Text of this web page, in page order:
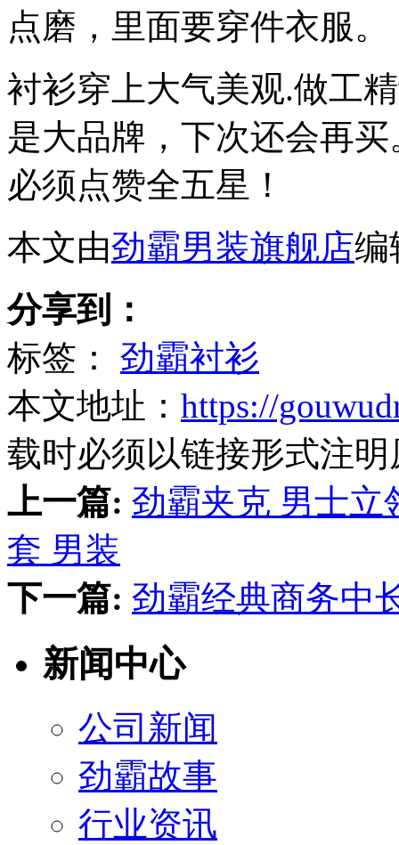
点磨，里面要穿件衣服。
衬衫穿上大气美观.做工
是大品牌，下次还会再
必须点赞全五星！
本文由劲霸男装旗舰店编
分享到：
标签： 劲霸衬衫
本文地址： https://
载时必须以链接形式注
上一篇: 劲霸夹克 男士立
套 男装
下一篇: 劲霸经典商务中
新闻中心
公司新闻
劲霸故事
行业资讯